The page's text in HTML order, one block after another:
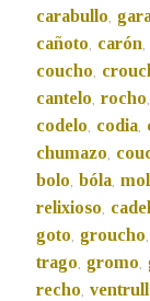
Pertence a
carabullo,
cañoto, carón,
coucho,
cantelo, rocho,
codelo, codia,
chumazo,
bolo, bóla,
relixioso,
goto, groucho,
trago, gromo,
recho,